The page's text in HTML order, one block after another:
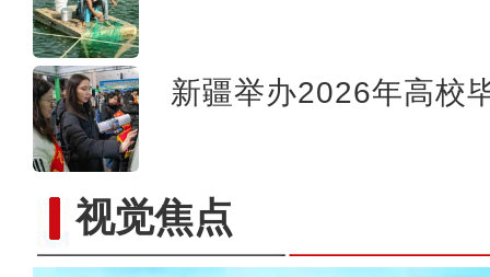
新疆举办2026年高校
视觉焦点新疆塔城：各族群众喜